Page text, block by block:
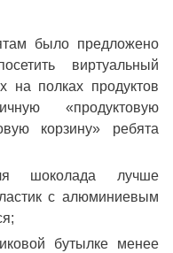
было предложено
виртуальный
на полках продуктов
«продуктовую
корзину» ребята
шоколада лучше
с алюминиевым
бутылке менее